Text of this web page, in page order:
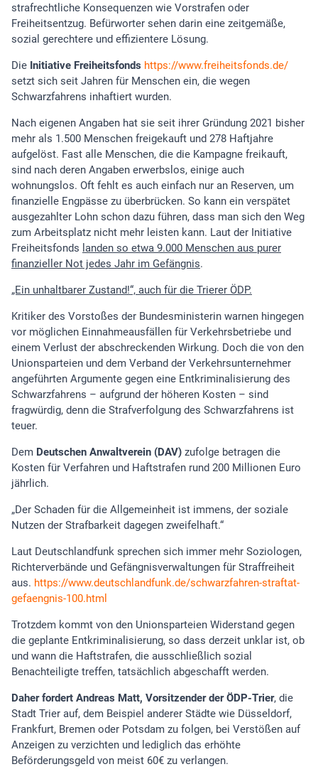
strafrechtliche Konsequenzen wie Vorstrafen oder
Freiheitsentzug. Befürworter sehen darin eine zeitgemäße,
sozial gerechtere und effizientere Lösung.
Die Initiative Freiheitsfonds https://www.freiheitsfonds.de/
setzt sich seit Jahren für Menschen ein, die wegen
Schwarzfahrens inhaftiert wurden.
Nach eigenen Angaben hat sie seit ihrer Gründung 2021 bisher
mehr als 1.500 Menschen freigekauft und 278 Haftjahre
aufgelöst. Fast alle Menschen, die die Kampagne freikauft,
sind nach deren Angaben erwerbslos, einige auch
wohnungslos. Oft fehlt es auch einfach nur an Reserven, um
finanzielle Engpässe zu überbrücken. So kann ein verspätet
ausgezahlter Lohn schon dazu führen, dass man sich den Weg
zum Arbeitsplatz nicht mehr leisten kann. Laut der Initiative
Freiheitsfonds landen so etwa 9.000 Menschen aus purer
finanzieller Not jedes Jahr im Gefängnis.
„Ein unhaltbarer Zustand!“, auch für die Trierer ÖDP.
Kritiker des Vorstoßes der Bundesministerin warnen hingegen
vor möglichen Einnahmeausfällen für Verkehrsbetriebe und
einem Verlust der abschreckenden Wirkung. Doch die von den
Unionsparteien und dem Verband der Verkehrsunternehmer
angeführten Argumente gegen eine Entkriminalisierung des
Schwarzfahrens – aufgrund der höheren Kosten – sind
fragwürdig, denn die Strafverfolgung des Schwarzfahrens ist
teuer.
Dem Deutschen Anwaltverein (DAV) zufolge betragen die
Kosten für Verfahren und Haftstrafen rund 200 Millionen Euro
jährlich.
„Der Schaden für die Allgemeinheit ist immens, der soziale
Nutzen der Strafbarkeit dagegen zweifelhaft.“
Laut Deutschlandfunk sprechen sich immer mehr Soziologen,
Richterverbände und Gefängnisverwaltungen für Straffreiheit
aus. https://www.deutschlandfunk.de/schwarzfahren-straftat-
gefaengnis-100.html
Trotzdem kommt von den Unionsparteien Widerstand gegen
die geplante Entkriminalisierung, so dass derzeit unklar ist, ob
und wann die Haftstrafen, die ausschließlich sozial
Benachteiligte treffen, tatsächlich abgeschafft werden.
Daher fordert Andreas Matt, Vorsitzender der ÖDP-Trier, die
Stadt Trier auf, dem Beispiel anderer Städte wie Düsseldorf,
Frankfurt, Bremen oder Potsdam zu folgen, bei Verstößen auf
Anzeigen zu verzichten und lediglich das erhöhte
Beförderungsgeld von meist 60€ zu verlangen.